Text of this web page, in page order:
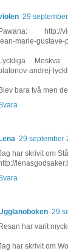
29
http://
marie-gustave-
Moskva:
andrej-
bara två men
29 september
har skrivit om
29
har varit
har skrivit om